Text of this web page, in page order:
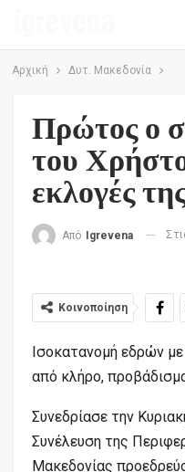
Αρχική Δυτ. Μακεδονία
Πρώτος ο
του
εκλογές
Από Igrevena
Κοινοποίηση
Ισοκατανομή εδρών
από κλήρο,
Συνεδρίασε την
Συνέλευση της
Μακεδονίας